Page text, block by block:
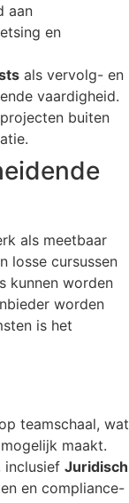
aan
en
als vervolg- en
vaardigheid.
buiten
als meetbaar
losse cursussen
kunnen worden
worden
is het
teamschaal, wat
maakt.
inclusief Juridisch
en compliance-